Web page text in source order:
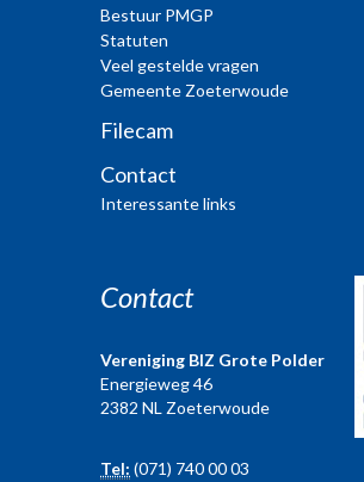
Bestuur PMGP
Statuten
Veel gestelde vragen
Gemeente Zoeterwoude
Filecam
Contact
Interessante links
Contact
Vereniging BIZ Grote Polder
Energieweg 46
2382 NL Zoeterwoude
Tel: (071) 740 00 03